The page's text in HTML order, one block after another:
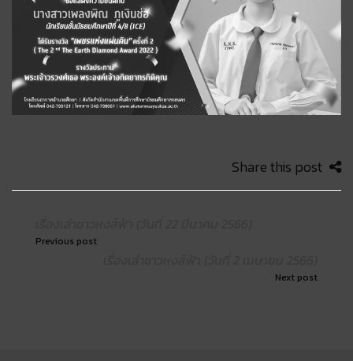
Share this post
Previous post
Next post